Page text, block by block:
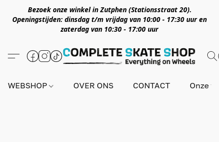
Bezoek onze winkel in Zutphen (Stationsstraat 20).
Openingstijden: dinsdag t/m vrijdag van 10:00 - 17:30 uur en
zaterdag van 10:30 - 17:00 uur
WEBSHOP OVER ONS CONTACT Onze